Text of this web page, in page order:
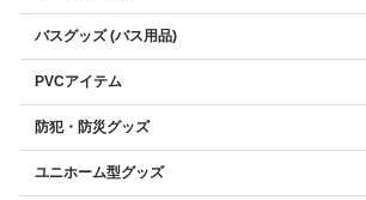
バスグッズ (バス用品)
PVCアイテム
防犯・防災グッズ
ユニホーム型グッズ